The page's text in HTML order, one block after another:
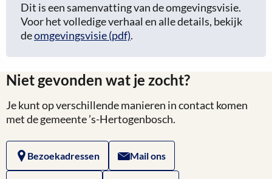
Dit is een samenvatting van de omgevingsvisie.
Voor het volledige verhaal en alle details, bekijk
deomgevingsvisie (pdf).
Niet gevonden wat je zocht?
Je kunt op verschillende manieren in contact komen
met de gemeente ’s-Hertogenbosch.
Bezoekadressen Mail ons